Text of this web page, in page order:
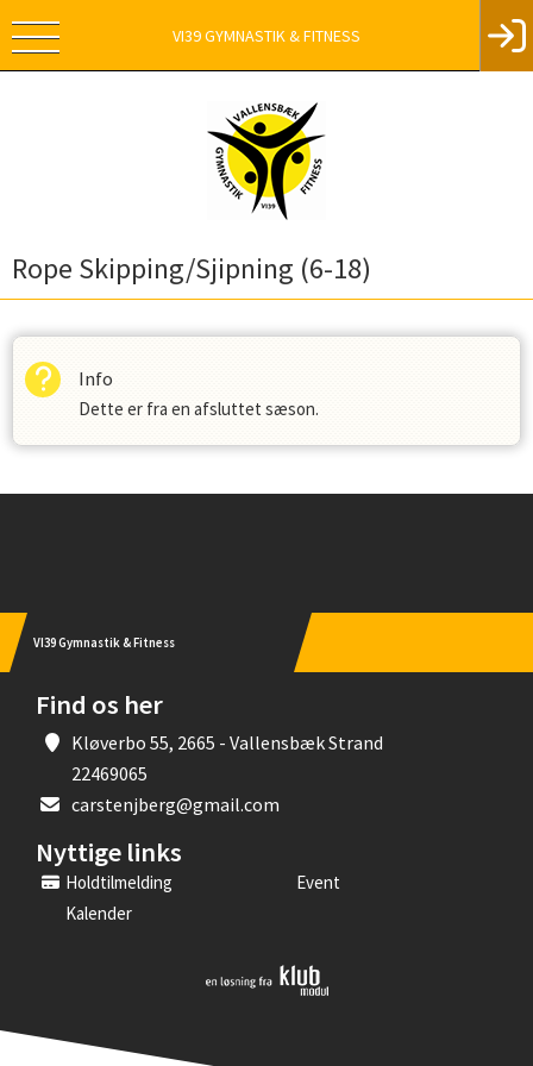
VI39 GYMNASTIK & FITNESS
Rope Skipping/Sjipning (6-18)
Info
Dette er fra en afsluttet sæson.
VI39 Gymnastik & Fitness
Find os her
Kløverbo 55, 2665 - Vallensbæk Strand
22469065
carstenjberg@gmail.com
Nyttige links
Holdtilmelding
Event
Kalender